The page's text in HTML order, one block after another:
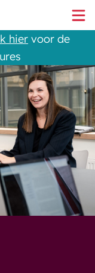
hier voor de